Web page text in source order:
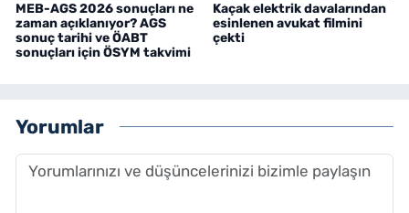
MEB-AGS 2026 sonuçları ne
zaman açıklanıyor? AGS
sonuç tarihi ve ÖABT
sonuçları için ÖSYM takvimi
Kaçak elektrik davalarından
esinlenen avukat filmini
çekti
Yorumlar